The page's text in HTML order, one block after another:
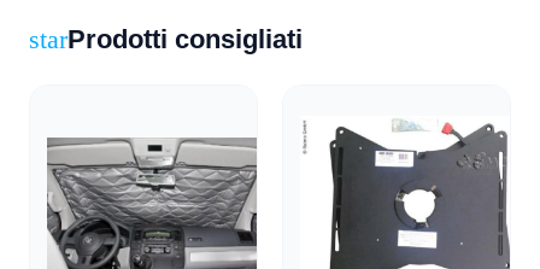
starProdotti consigliati